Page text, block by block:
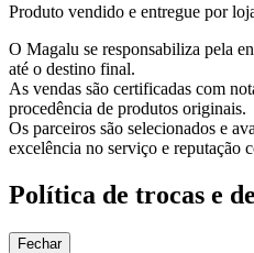
Produto vendido e entregue por
O Magalu se responsabiliza pela
até o destino final.
As vendas são certificadas com
procedência de produtos originais.
Os parceiros são selecionados e
excelência no serviço e reputação
Política de trocas e
Fechar